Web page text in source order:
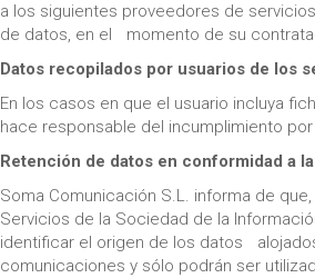
a los siguientes proveedores de
de datos, en el momento de su
Datos recopilados por usuarios de los
En los casos en que el usuario incluya
hace responsable del incumplimiento por
Retención de datos en conformidad a la
Soma Comunicación S.L. informa de
Servicios de la Sociedad de la
identificar el origen de los datos
comunicaciones y sólo podrán ser